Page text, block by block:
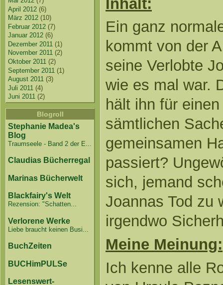
April 2012 (6)
März 2012 (10)
Februar 2012 (7)
Januar 2012 (6)
Dezember 2011 (1)
November 2011 (2)
Oktober 2011 (2)
September 2011 (1)
August 2011 (3)
Juli 2011 (4)
Juni 2011 (2)
Blogroll
Stephanie Madea's
Blog
Traumseele - Band 2 der E...
Claudias Bücherregal
Marinas Bücherwelt
Blackfairy's Welt
Rezension: "Schatten...
Verlorene Werke
Liebe braucht keinen Busi...
BuchZeiten
BUCHimPULSe
Lesenswert-
Inhalt:
Ein ganz
kommt von der
seine Verlobte
wie es mal war.
hält ihn für
sämtlichen
gemeinsamen
passiert?
sich, jemand
Joannas Tod zu
irgendwo
Meine Meinung:
Ich kenne alle